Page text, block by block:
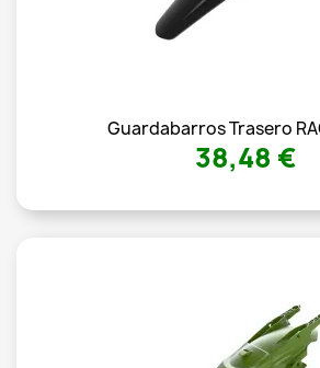
Guardabarros Trasero
38,48 €